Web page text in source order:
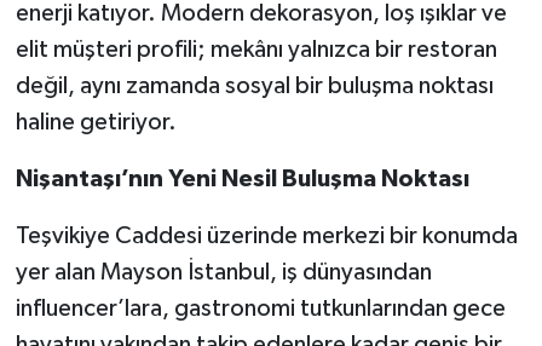
enerji katıyor. Modern dekorasyon, loş ışıklar ve
elit müşteri profili; mekânı yalnızca bir restoran
değil, aynı zamanda sosyal bir buluşma noktası
haline getiriyor.
Nişantaşı’nın Yeni Nesil Buluşma Noktası
Teşvikiye Caddesi üzerinde merkezi bir konumda
yer alan Mayson İstanbul, iş dünyasından
influencer’lara, gastronomi tutkunlarından gece